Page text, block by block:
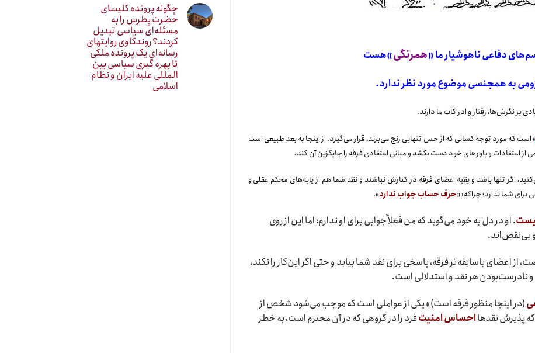
دفاعی ناهوشیار ما «همرنگی»هست
به همجنسی موضوع مورد نظر ندارد.
بر نگرش‌ها، رفتار و ادراکات ما دارند.
» است که مورد توجه کسانی که از حس تنهایی رنج می‌برند، قرار می‌گیرد. از اینجا به بعد طبیعی است
از اعتقادات و باورهای خود دست بکشد و مبانی اعتقادی فرقه را جایگزین آن کند.
اگر تنها باشد و بقیه اعضای فرقه در کنارش نباشند و نقد شما هم از پایه‌های محکم عقلی و
برای شما ندارد؛ چراکه: «حرف حساب جواب ندارد».
. او در دل به خود می‌گوید که من فعلاً جوابی برای او ندارم؛ اما این از روی
بی‌نقص‌اند.
از اعضای باسابقه‌تر فرقه، پاسخی برای نقد شما بیابد و حتی اگر این‌کار را نکند،
هر نقد و استدلالی است.
(در اینجا منظور فرقه است)» یکی از عواملی است که موجب می‌شود شخص از
پذیرش نقدهااحساس امنیتفرد را در گروهی که در آن محترم است،‌ به خطر
چگونه پرونده کلیسای
حضرت پطرس را به
مسئله‌ای سیاسی تبدیل
کردند؟ روندکاوی روایتهای
رسانه‌ایِ یک پرونده ملکی
تا بهره گیری سیاسی بین
المللی علیه ایران و نظام
اسلامی